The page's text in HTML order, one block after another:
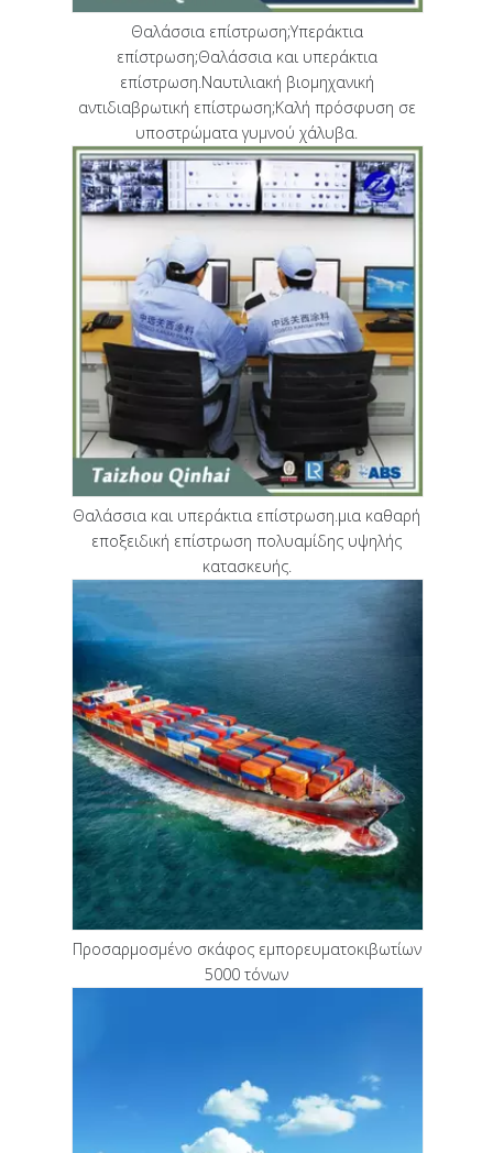
Θαλάσσια επίστρωση;Υπεράκτια
επίστρωση;Θαλάσσια και υπεράκτια
επίστρωση.Ναυτιλιακή βιομηχανική
αντιδιαβρωτική επίστρωση;Καλή πρόσφυση σε
υποστρώματα γυμνού χάλυβα.
Θαλάσσια και υπεράκτια επίστρωση.μια καθαρή
εποξειδική επίστρωση πολυαμίδης υψηλής
κατασκευής.
Προσαρμοσμένο σκάφος εμπορευματοκιβωτίων
5000 τόνων